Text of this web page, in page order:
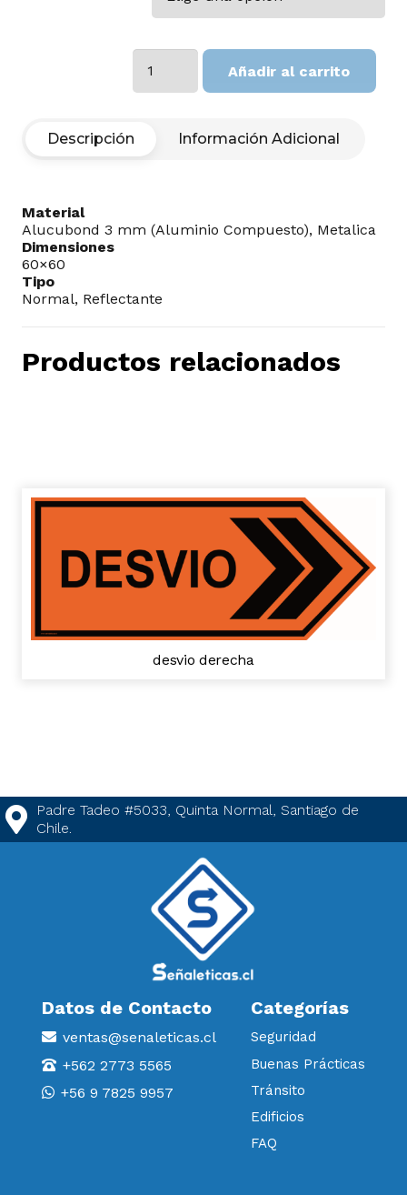
SIGA
CARRETERA
DESPACHO
Añadir al carrito
Descripción Información Adicional
Material
Alucubond 3 mm (Aluminio Compuesto), Metalica
Dimensiones
60×60
Tipo
Normal, Reflectante
Productos relacionados
desvio derecha
Padre Tadeo #5033, Quinta Normal, Santiago de
Chile.
Datos de Contacto
ventas@senaleticas.cl
+562 2773 5565
+56 9 7825 9957
Categorías
Seguridad
Buenas Prácticas
Tránsito
Edificios
FAQ